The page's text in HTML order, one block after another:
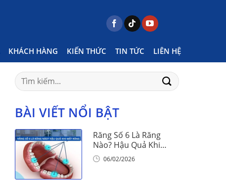
KHÁCH HÀNG KIẾN THỨC TIN TỨC LIÊN HỆ
Posts tagged "1 tuổi cắt phanh môi được không"
Search
for:
BÀI VIẾT NỔI BẬT
Răng Số 6 Là Răng
Nào? Hậu Quả Khi
Mất Răng Số 6
06/02/2026